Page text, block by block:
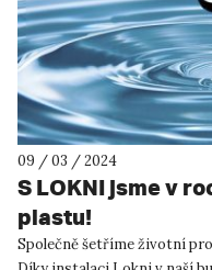
09 / 03 / 2024
S LOKNI jsme v
plastu!
Společně šetříme životní